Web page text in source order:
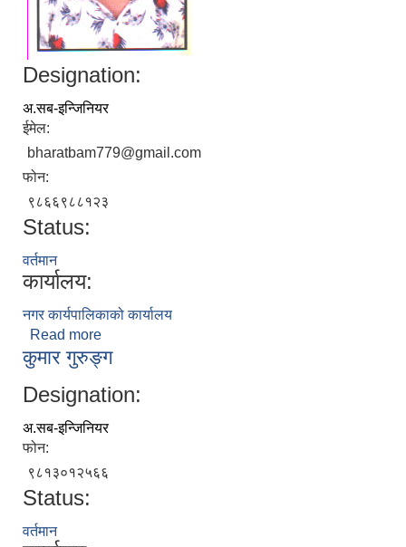
Designation:
अ.सब-इन्जिनियर
ईमेल:
bharatbam779@gmail.com
फोन:
९८६६९८८१२३
Status:
वर्तमान
कार्यालय:
नगर कार्यपालिकाको कार्यालय
Read more
कुमार गुरुङ्ग
Designation:
अ.सब-इन्जिनियर
फोन:
९८१३०१२५६६
Status:
वर्तमान